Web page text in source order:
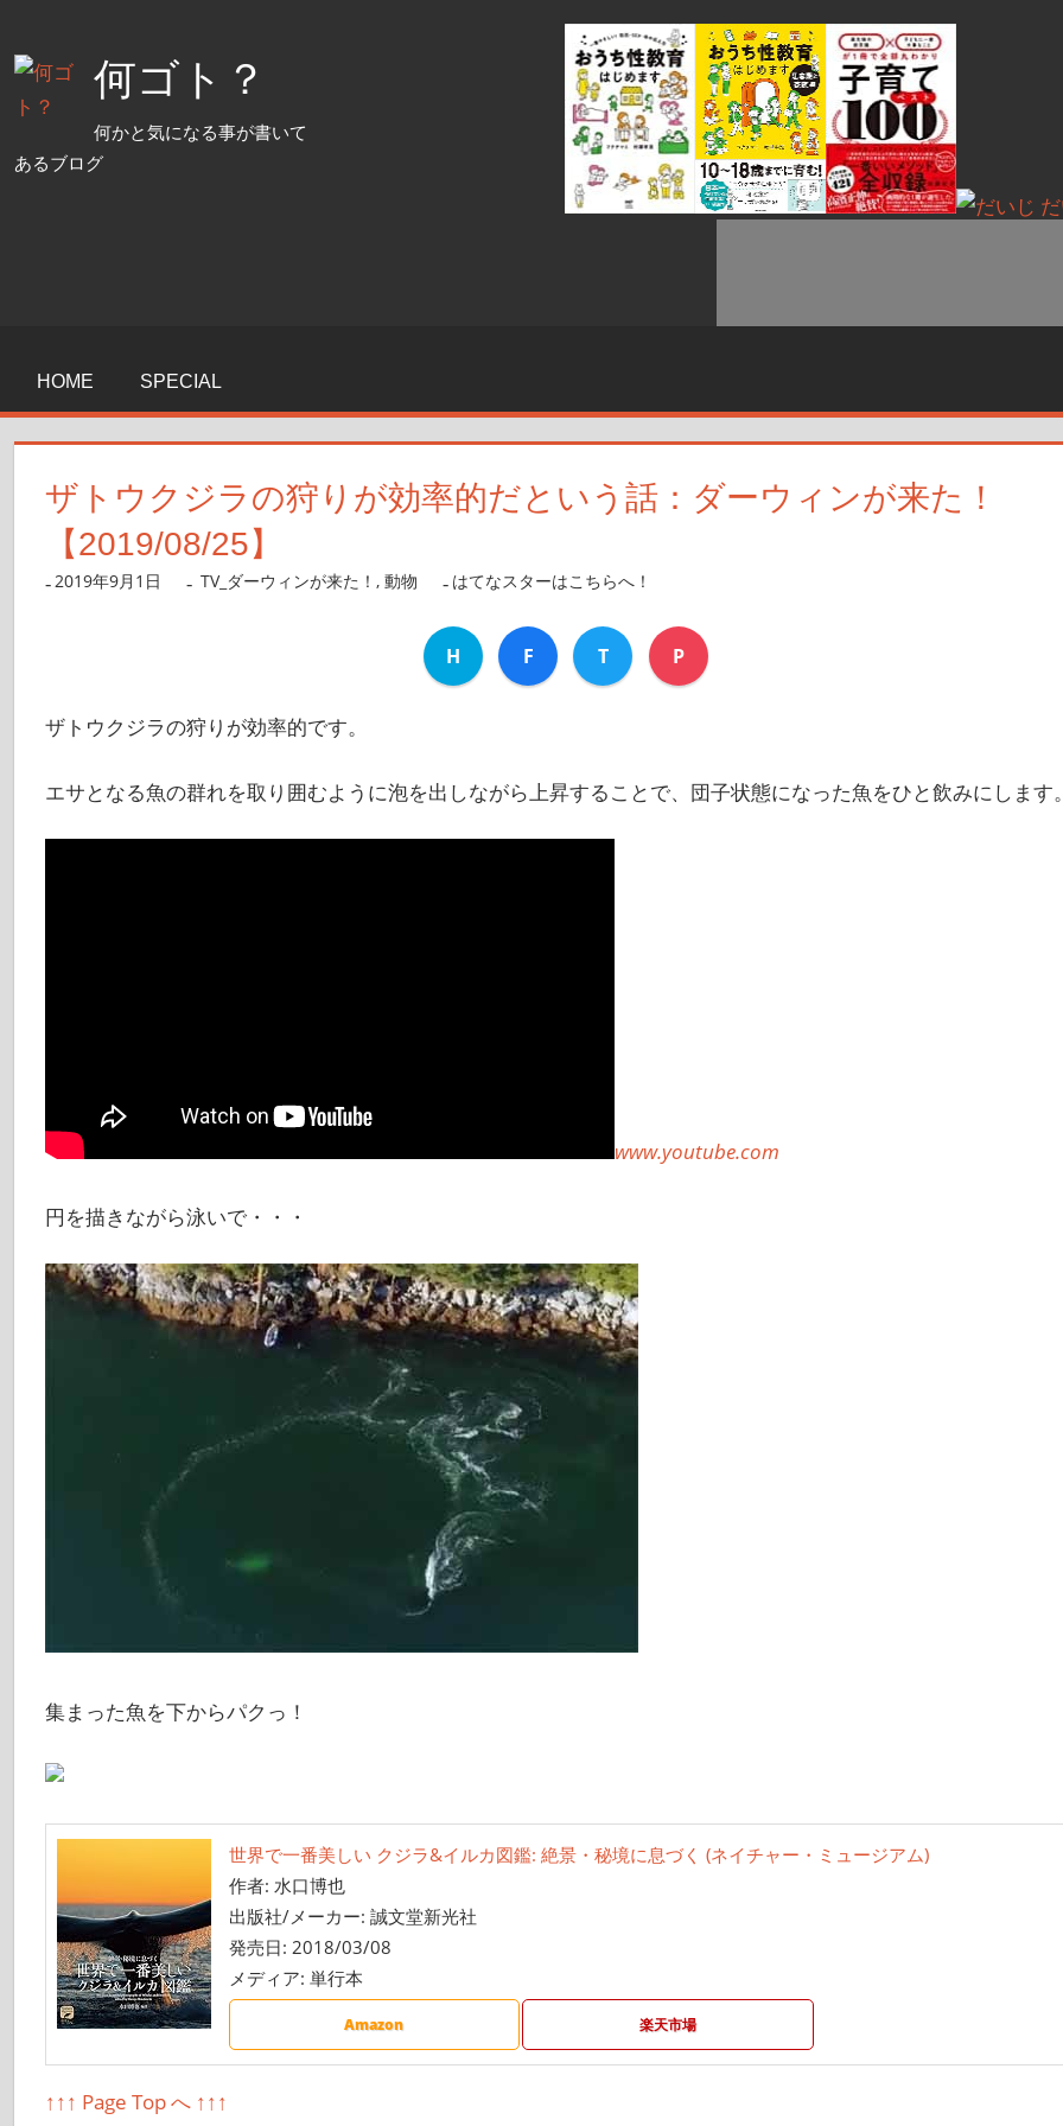
ン
ツ
何ゴト？
何かと気になる事が書いて
あるブログ
HOME SPECIAL
ザトウクジラの狩りが効率的だという話：ダーウィンが来た！
【2019/08/25】
2019年9月1日 nanigoto
TV_ダーウィンが来た！ , 動物 はてなスターはこちらへ！
H F T P
ザトウクジラの狩りが効率的です。
エサとなる魚の群れを取り囲むように泡を出しながら上昇することで、団子状態になった魚をひと飲みにします
www.youtube.com
円を描きながら泳いで・・・
集まった魚を下からパクっ！
世界で一番美しい クジラ&イルカ図鑑: 絶景・秘境に息づく (ネイチャー・ミュージアム)
作者: 水口博也
出版社/メーカー: 誠文堂新光社
発売日: 2018/03/08
メディア: 単行本
Amazon 楽天市場
↑↑↑ Page Top へ ↑↑↑